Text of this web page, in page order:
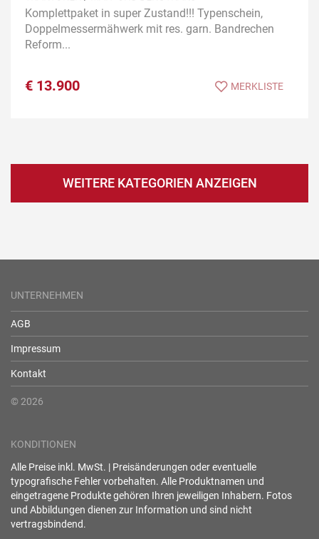
Komplettpaket in super Zustand!!! Typenschein,
Doppelmessermähwerk mit res. garn. Bandrechen
Reform...
€ 13.900 MERKLISTE
WEITERE KATEGORIEN ANZEIGEN
UNTERNEHMEN
AGB
Impressum
Kontakt
© 2026
KONDITIONEN
Alle Preise inkl. MwSt. | Preisänderungen oder eventuelle
typografische Fehler vorbehalten. Alle Produktnamen und
eingetragene Produkte gehören Ihren jeweiligen Inhabern. Fotos
und Abbildungen dienen zur Information und sind nicht
vertragsbindend.